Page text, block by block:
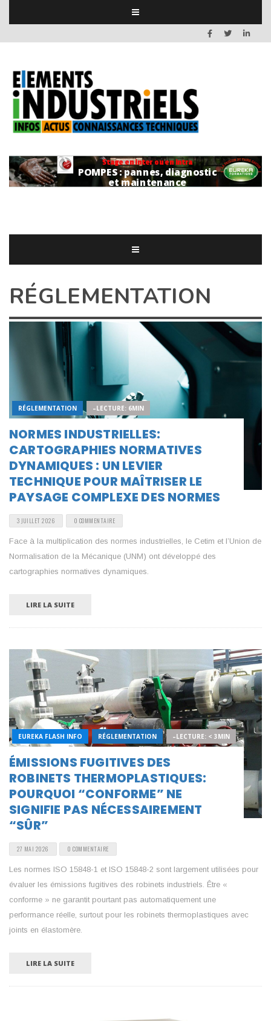
RÉGLEMENTATION
RÉGLEMENTATION –LECTURE: 6MIN
NORMES INDUSTRIELLES:
CARTOGRAPHIES NORMATIVES
DYNAMIQUES : UN LEVIER
TECHNIQUE POUR MAÎTRISER LE
PAYSAGE COMPLEXE DES NORMES
3 JUILLET 2026 0 COMMENTAIRE
Face à la multiplication des normes industrielles, le Cetim et l’Union de
Normalisation de la Mécanique (UNM) ont développé des
cartographies normatives dynamiques.
LIRE LA SUITE
EUREKA FLASH INFO RÉGLEMENTATION –LECTURE: < 3MIN
ÉMISSIONS FUGITIVES DES
ROBINETS THERMOPLASTIQUES:
POURQUOI “CONFORME” NE
SIGNIFIE PAS NÉCESSAIREMENT “
SÛR”
27 MAI 2026 0 COMMENTAIRE
Les normes ISO 15848-1 et ISO 15848-2 sont largement utilisées pour
évaluer les émissions fugitives des robinets industriels. Être «
conforme » ne garantit pourtant pas automatiquement une
performance réelle, surtout pour les robinets thermoplastiques avec
joints en élastomère.
LIRE LA SUITE